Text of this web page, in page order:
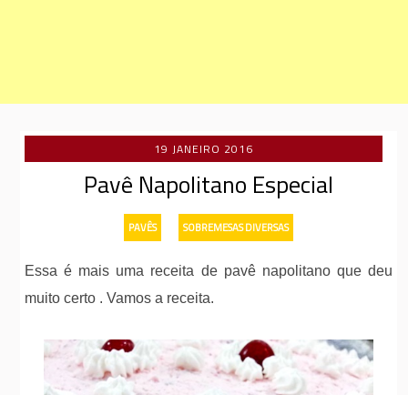
19 JANEIRO 2016
Pavê Napolitano Especial
PAVÊS SOBREMESAS DIVERSAS
Essa é mais uma receita de pavê napolitano que deu
muito certo . Vamos a receita.